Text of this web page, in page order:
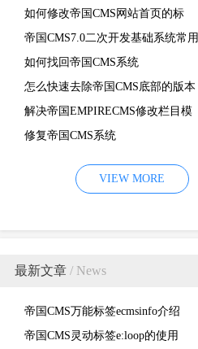
不同的缩略图
如何修改帝国CMS网站首页的标
题、关键词、描述和LOGO
帝国CMS7.0二次开发基础系统常用
函数功能说明
如何找回帝国CMS系统
（EMPIRECMS）管理员密码
怎么快速去除帝国CMS底部的版本
信息？如何去除帝国CMS版权信息
解决帝国EMPIRECMS修改栏目模
版不生效的问题
修复帝国CMS系统
VIEW MORE
最新文章 / News
帝国CMS万能标签ecmsinfo介绍
帝国CMS灵动标签e:loop的使用